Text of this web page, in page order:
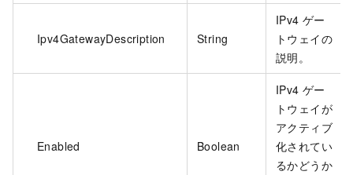
Ipv4GatewayDescription String
IPv4 ゲー
トウェイの
説明。
Enabled Boolean
IPv4 ゲー
トウェイが
アクティブ
化されてい
るかどうか